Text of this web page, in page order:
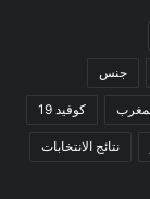
جنس
كوفيد 19
نتائج الانتخابات